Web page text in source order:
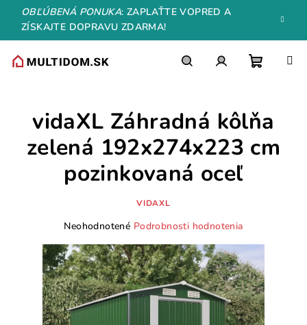
Prejsť
obsah
OBĽÚBENÁ PONUKA: ZAPLAŤTE VOPRED A
ZÍSKAJTE DOPRAVU ZDARMA!
košík
vidaXL Záhradná kôlňa
zelená 192x274x223 cm
pozinkovaná oceľ
VIDAXL
Priemerné
produktu
je
0,0
z
5
hviezdičiek.
Neohodnotené Podrobnosti hodnotenia